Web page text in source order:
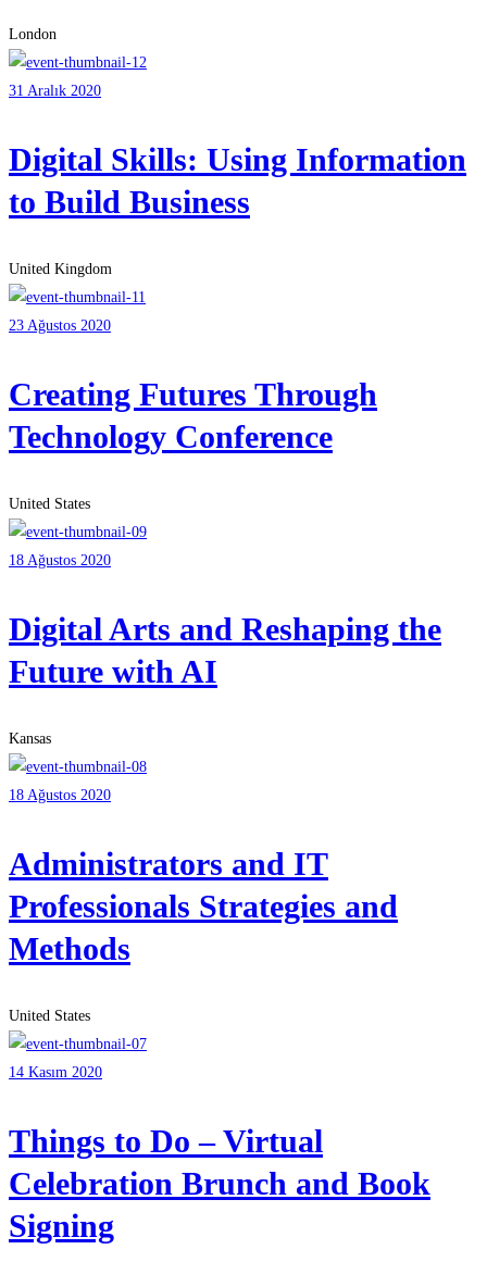
London
31 Aralık 2020
Digital Skills: Using Information
to Build Business
United Kingdom
23 Ağustos 2020
Creating Futures Through
Technology Conference
United States
18 Ağustos 2020
Digital Arts and Reshaping the
Future with AI
Kansas
18 Ağustos 2020
Administrators and IT
Professionals Strategies and
Methods
United States
14 Kasım 2020
Things to Do – Virtual
Celebration Brunch and Book
Signing